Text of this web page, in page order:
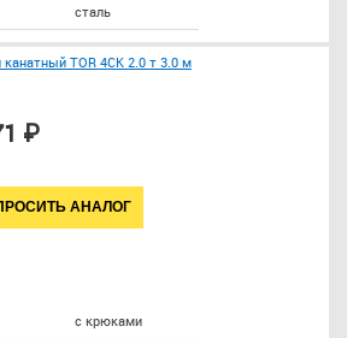
сталь
канатный TOR 4СК 2.0 т 3.0 м
₽
АНАЛОГ
с крюками